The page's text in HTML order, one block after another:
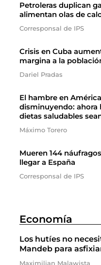
Petroleras duplican
alimentan olas de
Corresponsal de IPS
Crisis en Cuba
margina a la
Dariel Pradas
El hambre en
disminuyendo: ahora
dietas saludables
Máximo Torero
Mueren 144
llegar a España
Corresponsal de IPS
Economía
Los hutíes no
Mandeb para
Maximilian Malawista